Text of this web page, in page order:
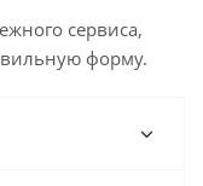
сервиса,
форму.